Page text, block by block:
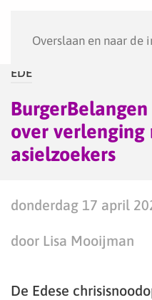
Overslaan en naar de
EDE
over verlenging
asielzoekers
donderdag 17 april
door Lisa Mooijman
De Edese